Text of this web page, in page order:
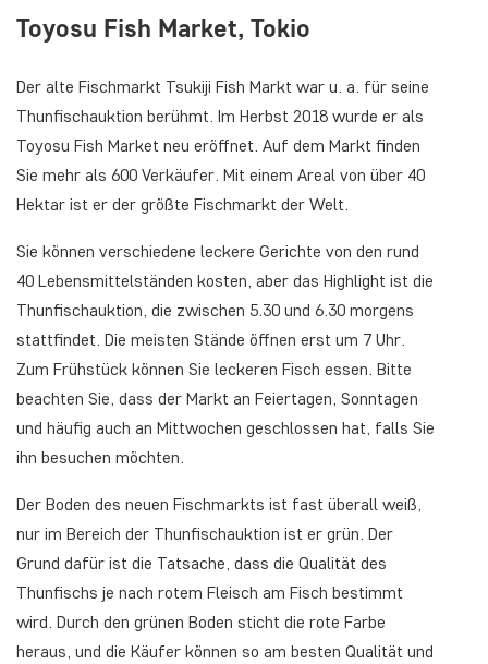
Toyosu Fish Market, Tokio
Der alte Fischmarkt Tsukiji Fish Markt war u. a. für seine
Thunfischauktion berühmt. Im Herbst 2018 wurde er als
Toyosu Fish Market neu eröffnet. Auf dem Markt finden
Sie mehr als 600 Verkäufer. Mit einem Areal von über 40
Hektar ist er der größte Fischmarkt der Welt.
Sie können verschiedene leckere Gerichte von den rund
40 Lebensmittelständen kosten, aber das Highlight ist die
Thunfischauktion, die zwischen 5.30 und 6.30 morgens
stattfindet. Die meisten Stände öffnen erst um 7 Uhr.
Zum Frühstück können Sie leckeren Fisch essen. Bitte
beachten Sie, dass der Markt an Feiertagen, Sonntagen
und häufig auch an Mittwochen geschlossen hat, falls Sie
ihn besuchen möchten.
Der Boden des neuen Fischmarkts ist fast überall weiß,
nur im Bereich der Thunfischauktion ist er grün. Der
Grund dafür ist die Tatsache, dass die Qualität des
Thunfischs je nach rotem Fleisch am Fisch bestimmt
wird. Durch den grünen Boden sticht die rote Farbe
heraus, und die Käufer können so am besten Qualität und